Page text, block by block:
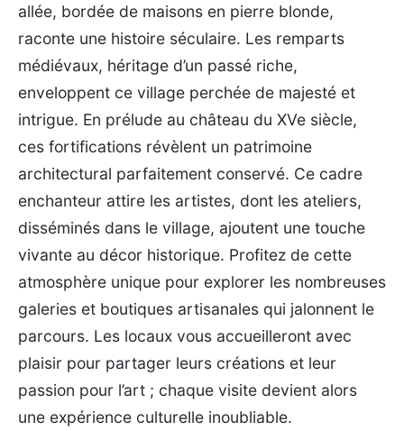
allée, bordée de maisons en pierre blonde,
raconte une histoire séculaire. Les remparts
médiévaux, héritage d’un passé riche,
enveloppent ce village perchée de majesté et
intrigue. En prélude au château du XVe siècle,
ces fortifications révèlent un patrimoine
architectural parfaitement conservé. Ce cadre
enchanteur attire les artistes, dont les ateliers,
disséminés dans le village, ajoutent une touche
vivante au décor historique. Profitez de cette
atmosphère unique pour explorer les nombreuses
galeries et boutiques artisanales qui jalonnent le
parcours. Les locaux vous accueilleront avec
plaisir pour partager leurs créations et leur
passion pour l’art ; chaque visite devient alors
une expérience culturelle inoubliable.